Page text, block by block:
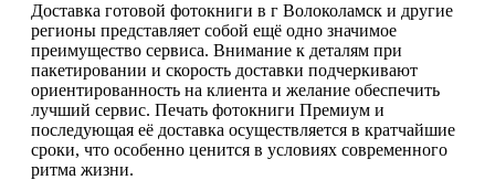
Доставка готовой фотокниги в г Волоколамск и другие
регионы представляет собой ещё одно значимое
преимущество сервиса. Внимание к деталям при
пакетировании и скорость доставки подчеркивают
ориентированность на клиента и желание обеспечить
лучший сервис. Печать фотокниги Премиум и
последующая её доставка осуществляется в кратчайшие
сроки, что особенно ценится в условиях современного
ритма жизни.